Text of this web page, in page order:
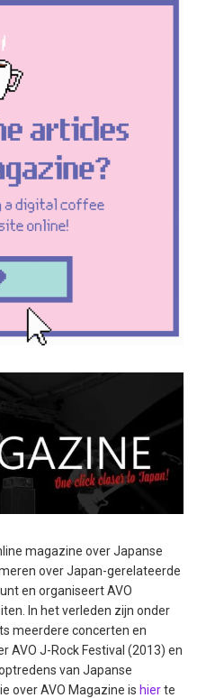
magazine over Japanse
over Japan-gerelateerde
en organiseert AVO
In het verleden zijn onder
meerdere concerten en
AVO J-Rock Festival (2013) en
van Japanse
over AVO Magazine is hierte